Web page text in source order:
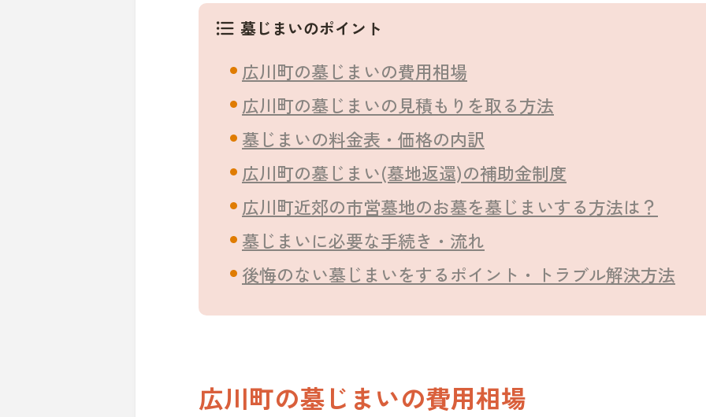
format_list_bulleted 墓じまいのポイント
広川町の墓じまいの費用相場
広川町の墓じまいの見積もりを取る方法
墓じまいの料金表・価格の内訳
広川町の墓じまい(墓地返還)の補助金制度
広川町近郊の市営墓地のお墓を墓じまいする方法は？
墓じまいに必要な手続き・流れ
後悔のない墓じまいをするポイント・トラブル解決方法
広川町の墓じまいの費用相場